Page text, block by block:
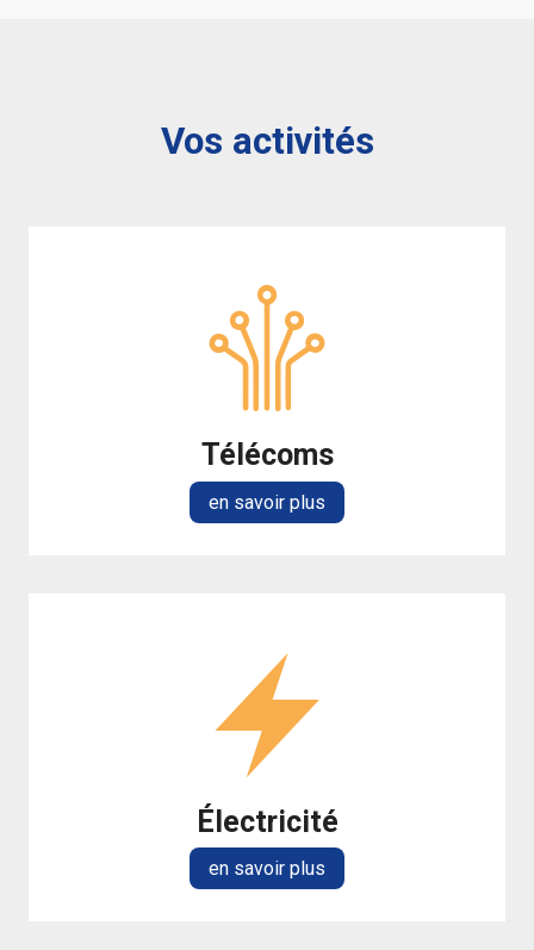
Vos activités
Télécoms
en savoir plus
Électricité
en savoir plus